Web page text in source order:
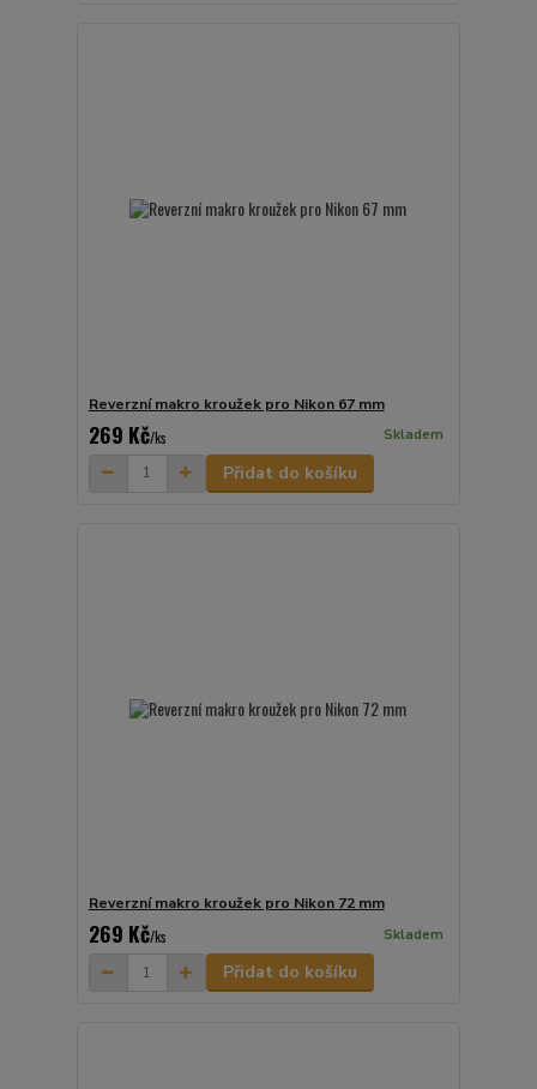
Reverzní makro kroužek pro Nikon 67 mm
269 Kč/ks Skladem
Přidat do košíku
Reverzní makro kroužek pro Nikon 72 mm
269 Kč/ks Skladem
Přidat do košíku